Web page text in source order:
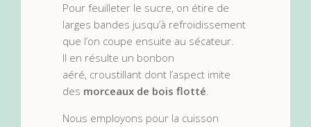
Pour feuilleter le sucre, on étire de
larges bandes jusqu’à refroidissement
que l’on coupe ensuite au sécateur.
Il en résulte un bonbon
aéré, croustillant dont l’aspect imite
des morceaux de bois flotté.
Nous employons pour la cuisson